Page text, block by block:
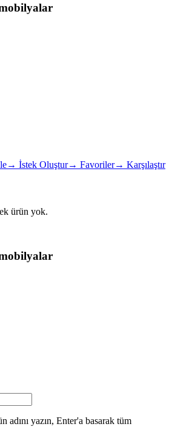
→ İstek Oluştur→ Favoriler→ Karşılaştır
ürün yok.
adını yazın, Enter'a basarak tüm